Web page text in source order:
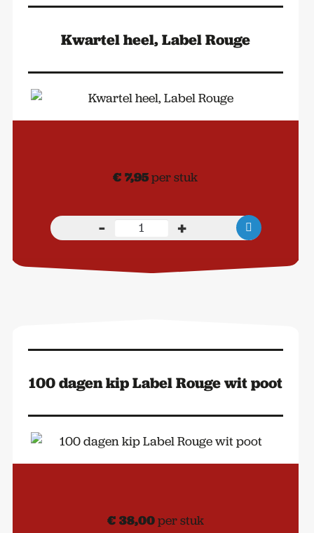
Kwartel heel, Label Rouge
€ 7,95per stuk
-
Kwartel
heel,
+
100 dagen kip Label Rouge wit poot
€ 38,00per stuk